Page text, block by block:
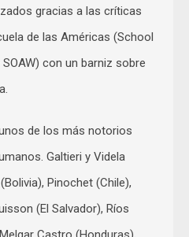
gracias a las críticas
de las Américas (School
con un barniz sobre
de los más notorios
Galtieri y Videla
Pinochet (Chile),
(El Salvador), Ríos